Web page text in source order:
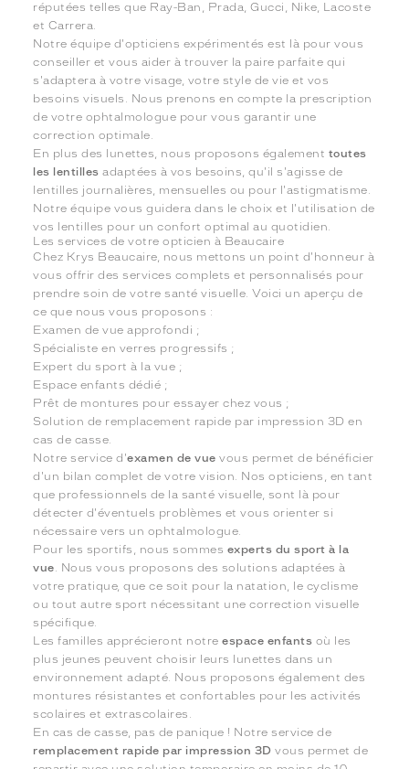
réputées telles que Ray-Ban, Prada, Gucci, Nike, Lacoste
et Carrera.
Notre équipe d'opticiens expérimentés est là pour vous
conseiller et vous aider à trouver la paire parfaite qui
s'adaptera à votre visage, votre style de vie et vos
besoins visuels. Nous prenons en compte la prescription
de votre ophtalmologue pour vous garantir une
correction optimale.
En plus des lunettes, nous proposons également toutes
les lentilles adaptées à vos besoins, qu'il s'agisse de
lentilles journalières, mensuelles ou pour l'astigmatisme.
Notre équipe vous guidera dans le choix et l'utilisation de
vos lentilles pour un confort optimal au quotidien.
Les services de votre opticien à Beaucaire
Chez Krys Beaucaire, nous mettons un point d'honneur à
vous offrir des services complets et personnalisés pour
prendre soin de votre santé visuelle. Voici un aperçu de
ce que nous vous proposons :
Examen de vue approfondi ;
Spécialiste en verres progressifs ;
Expert du sport à la vue ;
Espace enfants dédié ;
Prêt de montures pour essayer chez vous ;
Solution de remplacement rapide par impression 3D en
cas de casse.
Notre service d'examen de vue vous permet de bénéficier
d'un bilan complet de votre vision. Nos opticiens, en tant
que professionnels de la santé visuelle, sont là pour
détecter d'éventuels problèmes et vous orienter si
nécessaire vers un ophtalmologue.
Pour les sportifs, nous sommes experts du sport à la
vue. Nous vous proposons des solutions adaptées à
votre pratique, que ce soit pour la natation, le cyclisme
ou tout autre sport nécessitant une correction visuelle
spécifique.
Les familles apprécieront notreespace enfants où les
plus jeunes peuvent choisir leurs lunettes dans un
environnement adapté. Nous proposons également des
montures résistantes et confortables pour les activités
scolaires et extrascolaires.
En cas de casse, pas de panique ! Notre service de
remplacement rapide par impression 3D vous permet de